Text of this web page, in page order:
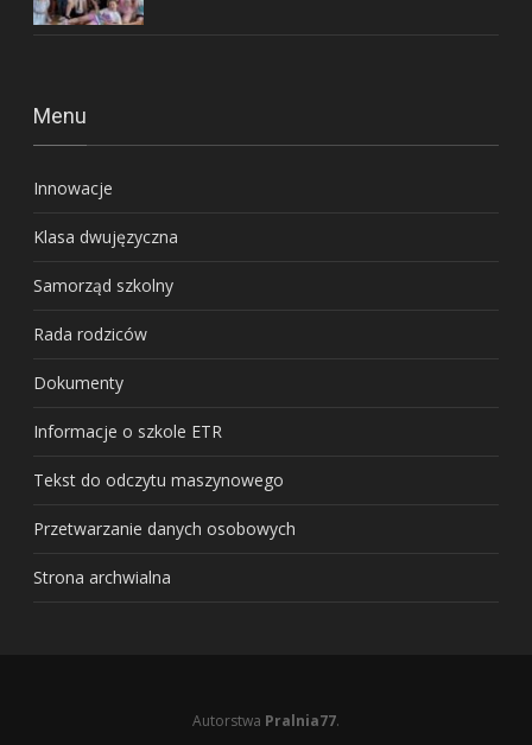
Menu
Innowacje
Klasa dwujęzyczna
Samorząd szkolny
Rada rodziców
Dokumenty
Informacje o szkole ETR
Tekst do odczytu maszynowego
Przetwarzanie danych osobowych
Strona archwialna
Autorstwa Pralnia77.